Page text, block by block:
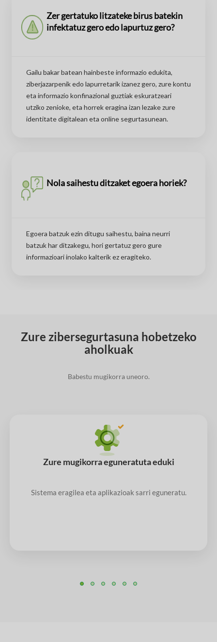
Zer gertatuko litzateke birus batekin
infektatuz gero edo lapurtuz gero?
Gailu bakar batean hainbeste informazio edukita,
ziberjazarpenik edo lapurretarik izanez gero, zure kontu
eta informazio konfinazional guztiak eskuratzeari
utziko zenioke, eta horrek eragina izan lezake zure
identitate digitalean eta online segurtasunean.
Nola saihestu ditzaket egoera horiek?
Egoera batzuk ezin ditugu saihestu, baina neurri
batzuk har ditzakegu, hori gertatuz gero gure
informazioari inolako kalterik ez eragiteko.
Zure zibersegurtasuna hobetzeko
aholkuak
Babestu mugikorra uneoro.
Zure mugikorra eguneratuta eduki
Sistema eragilea eta aplikazioak sarri eguneratu.